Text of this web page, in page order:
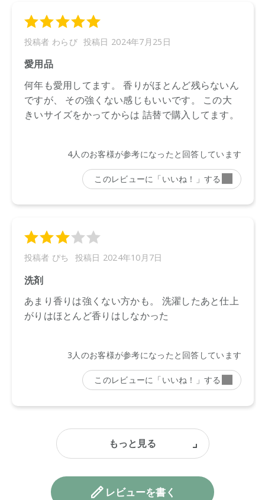
●パッケージのリニューアル等の理由により、成分・処方が記
●予告なくパッケージ仕様が変更になる場合がございます。
レビューを書く